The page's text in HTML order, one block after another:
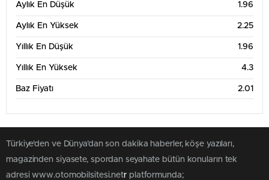
Haz '26 Tem '26 Ağu '26
1.75
2
Aylık En Düşük 1.96
Aylık En Yüksek 2.25
Yıllık En Düşük 1.96
Yıllık En Yüksek 4.3
Baz Fiyatı 2.01
Türkiye'den ve Dünya’dan son dakika haberler, köşe yazıları,
magazinden siyasete, spordan seyahate bütün konuların tek
adresi www.otomobilsitesi.netr platformunda;